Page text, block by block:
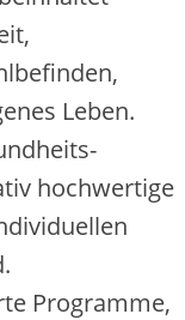
Leben.
hochwertige
Programme,